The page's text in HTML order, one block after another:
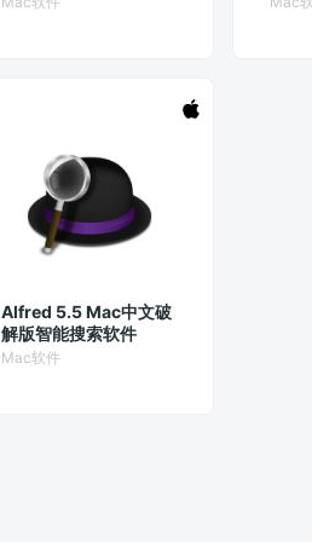
Alfred 5.5 Mac中文破
解版智能搜索软件
Mac软件